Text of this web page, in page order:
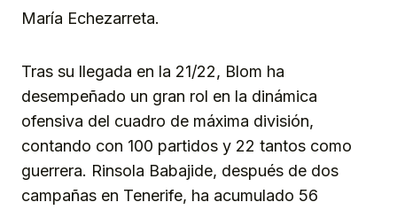
María Echezarreta.
Tras su llegada en la 21/22, Blom ha
desempeñado un gran rol en la dinámica
ofensiva del cuadro de máxima división,
contando con 100 partidos y 22 tantos como
guerrera. Rinsola Babajide, después de dos
campañas en Tenerife, ha acumulado 56